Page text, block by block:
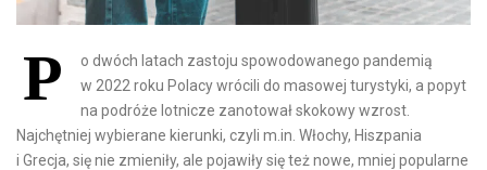
P
o dwóch latach zastoju spowodowanego pandemią
w 2022 roku Polacy wrócili do masowej turystyki, a popyt
na podróże lotnicze zanotował skokowy wzrost.
Najchętniej wybierane kierunki, czyli m.in. Włochy, Hiszpania
i Grecja, się nie zmieniły, ale pojawiły się też nowe, mniej popularne